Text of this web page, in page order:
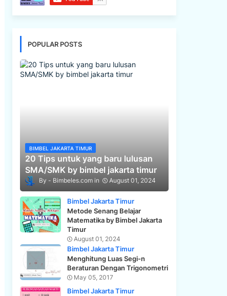
POPULAR POSTS
BIMBEL JAKARTA TIMUR
20 Tips untuk yang baru lulusan
SMA/SMK by bimbel jakarta timur
Bimbeles.com August 01, 2024
Bimbel Jakarta Timur
Metode Senang Belajar
Matematika by Bimbel Jakarta
Timur
August 01, 2024
Bimbel Jakarta Timur
Menghitung Luas Segi-n
Beraturan Dengan Trigonometri
May 05, 2017
Bimbel Jakarta Timur